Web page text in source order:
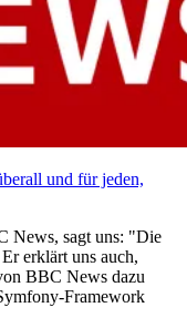
und für jeden,
News, sagt uns: "Die
erklärt uns auch,
BBC News dazu
Framework